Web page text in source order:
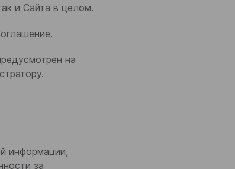
и Сайта в целом.
на
информации,
за